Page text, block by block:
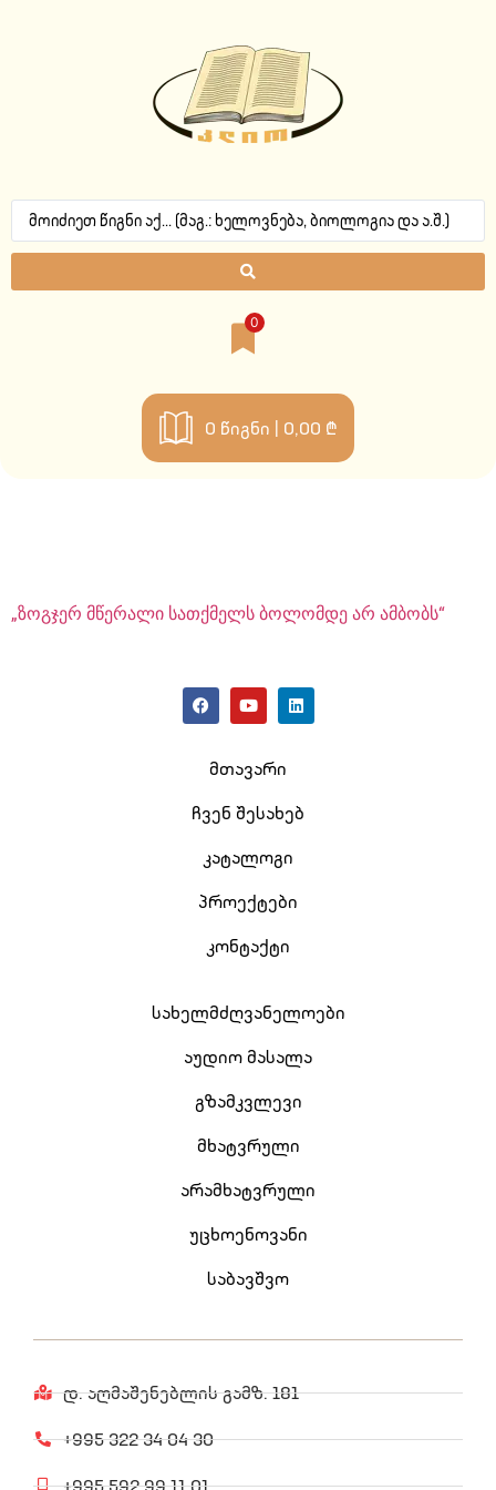
0
0 წიგნი | 0,00 ₾
„ზოგჯერ მწერალი სათქმელს ბოლომდე არ ამბობს“
მთავარი
ჩვენ შესახებ
კატალოგი
პროექტები
კონტაქტი
სახელმძღვანელოები
აუდიო მასალა
გზამკვლევი
მხატვრული
არამხატვრული
უცხოენოვანი
საბავშვო
დ. აღმაშენებლის გამზ. 181
+995 322 34 04 30